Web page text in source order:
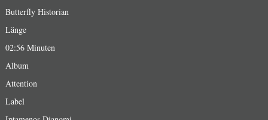
Butterfly Historian
Länge
02:56 Minuten
Album
Attention
Label